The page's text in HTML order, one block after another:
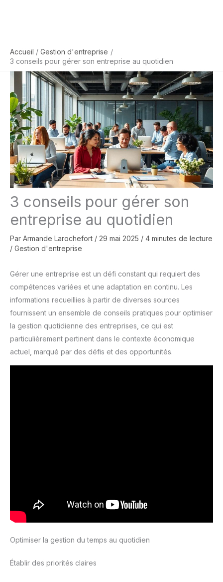
Accueil
Gestion d'entreprise
3 conseils pour gérer son entreprise au quotidien
3 conseils pour gérer son
entreprise au quotidien
Par Armande Larochefort / 29 mai 2025 / 4 minutes de lecture
/ Gestion d'entreprise
Gérer une entreprise est un défi constant qui requiert des
compétences variées et une adaptation en continu. Les
informations recueillies à partir de diverses sources
fournissent un ensemble de conseils pratiques pour optimiser
la gestion quotidienne des entreprises, ce qui est
particulièrement pertinent dans le contexte économique
actuel, marqué par des défis et des opportunités.
Optimiser la gestion du temps au quotidien
Établir des priorités claires